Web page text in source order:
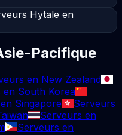
Hytale en
Pacifique
en New Zealand
en South Korea
Singapore
Serveurs
Serveurs en
Serveurs en